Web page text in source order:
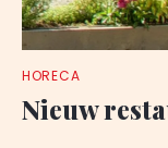
HORECA
Nieuw